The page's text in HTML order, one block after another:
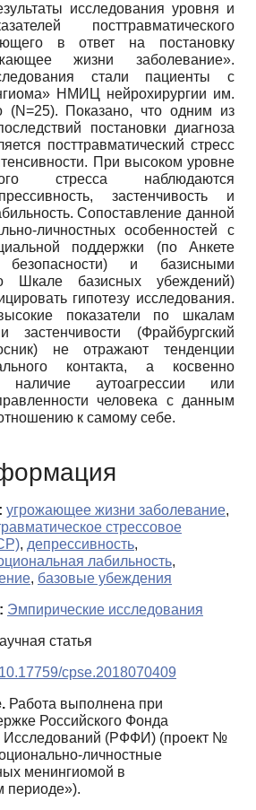
исследования уровня и
посттравматического
в ответ на постановку
жизни заболевание».
стали пациенты с
НМИЦ нейрохирургии им.
(N=25). Показано, что одним из
постановки диагноза
посттравматический стресс
При высоком уровне
стресса наблюдаются
застенчивость и
Сопоставление данной
личностных особенностей с
поддержки (по Анкете
безопасности) и базисными
Шкале базисных убеждений)
гипотезу исследования.
показатели по шкалам
застенчивости (Фрайбургский
не отражают тенденции
контакта, а косвенно
аутоагрессии или
человека с данным
к самому себе.
угрожающее жизни заболевание,
стрессовое
, депрессивность,
лабильность,
, базовые убеждения
Эмпирические исследования
статья
cpse.2018070409
Работа выполнена при
Российского Фонда
Исследований (РФФИ) (проект №
личностные
менингиомой в
периоде»).